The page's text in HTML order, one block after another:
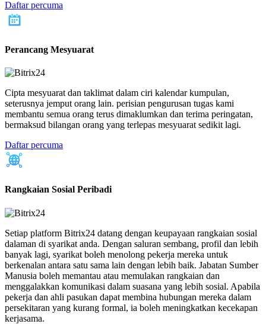
Daftar percuma
Perancang Mesyuarat
Cipta mesyuarat dan taklimat dalam ciri kalendar kumpulan,
seterusnya jemput orang lain. perisian pengurusan tugas kami
membantu semua orang terus dimaklumkan dan terima peringatan,
bermaksud bilangan orang yang terlepas mesyuarat sedikit lagi.
Daftar percuma
Rangkaian Sosial Peribadi
Setiap platform Bitrix24 datang dengan keupayaan rangkaian sosial
dalaman di syarikat anda. Dengan saluran sembang, profil dan lebih
banyak lagi, syarikat boleh menolong pekerja mereka untuk
berkenalan antara satu sama lain dengan lebih baik. Jabatan Sumber
Manusia boleh memantau atau memulakan rangkaian dan
menggalakkan komunikasi dalam suasana yang lebih sosial. Apabila
pekerja dan ahli pasukan dapat membina hubungan mereka dalam
persekitaran yang kurang formal, ia boleh meningkatkan kecekapan
kerjasama.